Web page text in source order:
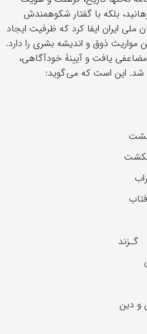
بلکه با گفتار شکوهمندش
ملی ایران ایفا کرد که ظرفیت ایجاد
مواریث ذوق و اندیشه بشری را دارد.
یافت و آیینۀ خودآگاهی،
این است که می گوید:
و دین